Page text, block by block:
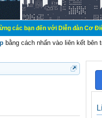
đến với Diễn đàn Cơ Điện - Diễn
bằng cách nhấn vào liên kết bên